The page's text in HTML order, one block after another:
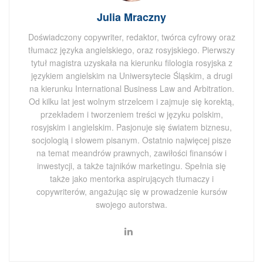
Julia Mraczny
Doświadczony copywriter, redaktor, twórca cyfrowy oraz
tłumacz języka angielskiego, oraz rosyjskiego. Pierwszy
tytuł magistra uzyskała na kierunku filologia rosyjska z
językiem angielskim na Uniwersytecie Śląskim, a drugi
na kierunku International Business Law and Arbitration.
Od kilku lat jest wolnym strzelcem i zajmuje się korektą,
przekładem i tworzeniem treści w języku polskim,
rosyjskim i angielskim. Pasjonuje się światem biznesu,
socjologią i słowem pisanym. Ostatnio najwięcej pisze
na temat meandrów prawnych, zawiłości finansów i
inwestycji, a także tajników marketingu. Spełnia się
także jako mentorka aspirujących tłumaczy i
copywriterów, angażując się w prowadzenie kursów
swojego autorstwa.